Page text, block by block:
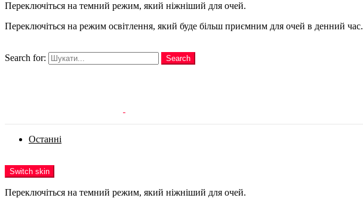
Переключіться на темний режим, який ніжніший для очей.
Переключіться на режим освітлення, який буде більш приємним для очей в денний час.
Search for:
Search
Останні
Switch skin
Переключіться на темний режим, який ніжніший для очей.